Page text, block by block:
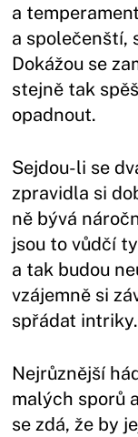
a
a společenští,
Dokážou se
stejně tak
opadnout.
Sejdou-li se
zpravidla si
ně bývá
jsou to vůdčí
a tak budou
vzájemně si
spřádat intriky.
Nejrůznější
malých sporů
se zdá, že by